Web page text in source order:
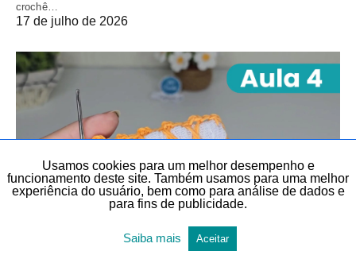
crochê…
17 de julho de 2026
Usamos cookies para um melhor desempenho e
funcionamento deste site. Também usamos para uma melhor
experiência do usuário, bem como para análise de dados e
para fins de publicidade.
Saiba mais Aceitar